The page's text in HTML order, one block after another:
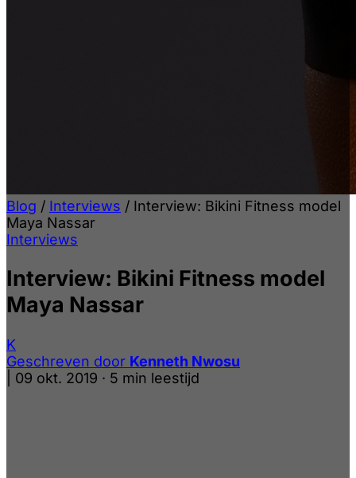
Blog / Interviews / Interview: Bikini Fitness model
Maya Nassar
Interviews
Interview: Bikini Fitness model
Maya Nassar
K
Geschreven door Kenneth Nwosu
09 okt. 2019 · 5 min leestijd